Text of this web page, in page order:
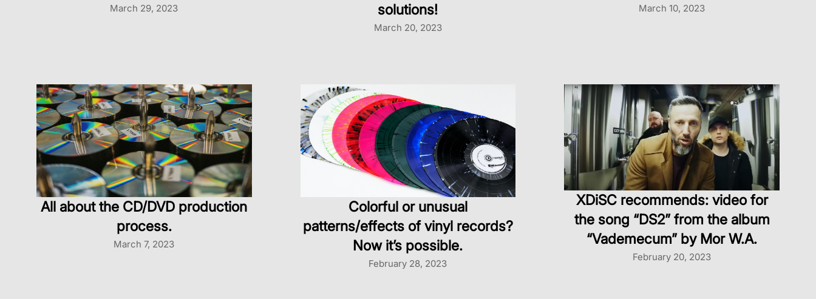
March 29, 2023
solutions!
March 20, 2023
March 10, 2023
All about the CD/DVD production
process.
March 7, 2023
Colorful or unusual
patterns/effects of vinyl records?
Now it’s possible.
February 28, 2023
XDiSC recommends: video for
the song “DS2” from the album
“Vademecum” by Mor W.A.
February 20, 2023